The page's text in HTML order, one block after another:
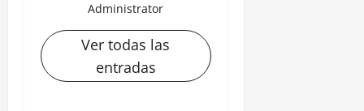
Administrator
Ver todas las
entradas